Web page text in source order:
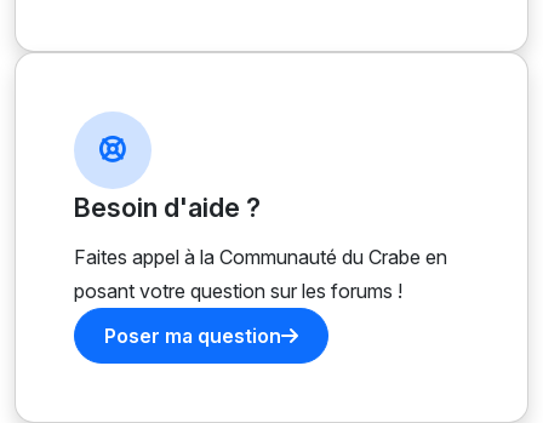
Besoin d'aide ?
Faites appel à la Communauté du Crabe en
posant votre question sur les forums !
Poser ma question